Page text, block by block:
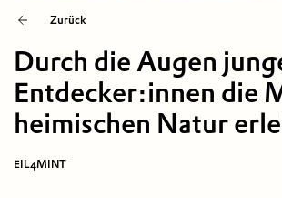
Zurück
Durch die Augen
Entdecker:innen die
heimischen Natur
EIL4MINT